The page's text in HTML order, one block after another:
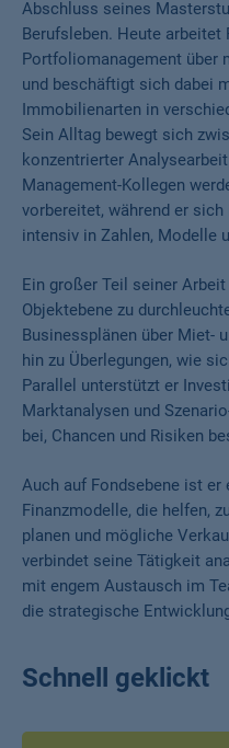
Abschluss seines
Berufsleben. Heute
Portfoliomanagement über
und beschäftigt sich dabei
Immobilienarten in
Sein Alltag bewegt sich
konzentrierter
Management-Kollegen
vorbereitet, während er
intensiv in Zahlen, Modelle
Ein großer Teil seiner
Objektebene zu
Businessplänen über Miet-
hin zu Überlegungen, wie
Parallel unterstützt er
Marktanalysen und
bei, Chancen und Risiken
Auch auf Fondsebene ist
Finanzmodelle, die helfen,
planen und mögliche
verbindet seine Tätigkeit
mit engem Austausch im
die strategische
Schnell geklickt